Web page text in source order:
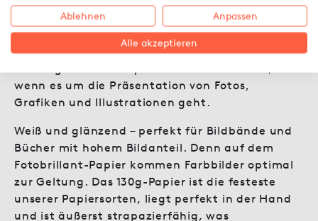
glanzvollen Auftritt
Für welche Bücher eignet sich das Papier?
wenn es um die Präsentation von Fotos,
Grafiken und Illustrationen geht.
Weiß und glänzend – perfekt für Bildbände und
Bücher mit hohem Bildanteil. Denn auf dem
Fotobrillant-Papier kommen Farbbilder optimal
zur Geltung. Das 130g-Papier ist die festeste
unserer Papiersorten, liegt perfekt in der Hand
und ist äußerst strapazierfähig, was
Ablehnen Anpassen
Alle akzeptieren